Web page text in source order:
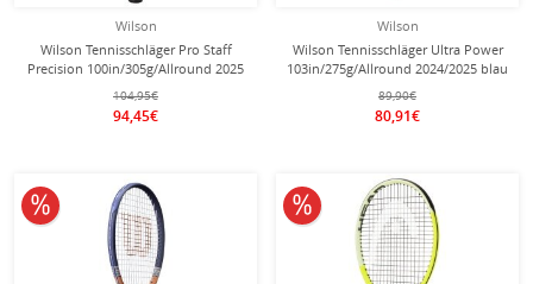
Wilson
Wilson Tennisschläger Pro Staff
Precision 100in/305g/Allround 2025
- besaitet -
104,95€
94,45€
Wilson
Wilson Tennisschläger Ultra Power
103in/275g/Allround 2024/2025 blau
- besaitet -
89,90€
80,91€
10% reduziert 10% reduziert